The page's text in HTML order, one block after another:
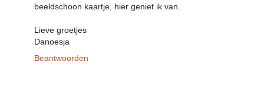
beeldschoon kaartje, hier geniet ik van.
Lieve groetjes
Danoesja
Beantwoorden